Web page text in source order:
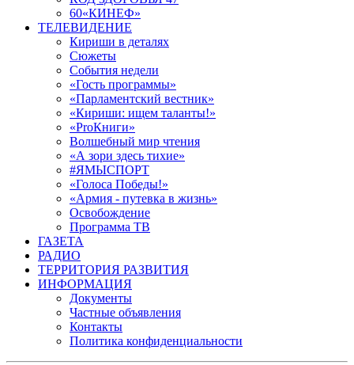
60«КИНЕФ»
ТЕЛЕВИДЕНИЕ
Кириши в деталях
Сюжеты
События недели
«Гость программы»
«Парламентский вестник»
«Кириши: ищем таланты!»
«ProКниги»
Волшебный мир чтения
«А зори здесь тихие»
#ЯМЫСПОРТ
«Голоса Победы!»
«Армия - путевка в жизнь»
Освобождение
Программа ТВ
ГАЗЕТА
РАДИО
ТЕРРИТОРИЯ РАЗВИТИЯ
ИНФОРМАЦИЯ
Документы
Частные объявления
Контакты
Политика конфиденциальности